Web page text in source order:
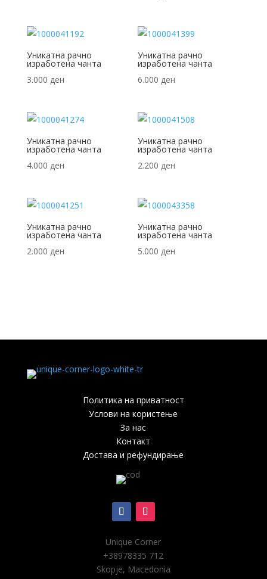
Уникатна рачно
изработена чанта
3.000 ден
Уникатна рачно
изработена чанта
6.000 ден
Уникатна рачно
изработена чанта
4.000 ден
Уникатна рачно
изработена чанта
2.200 ден
Уникатна рачно
изработена чанта
2.000 ден
Уникатна рачно
изработена чанта
5.000ден
Политика на приватност
Услови на користење
За нас
Контакт
Достава и рефундирање
Unique Corner
+38978335 712
Skopje, Macedonia